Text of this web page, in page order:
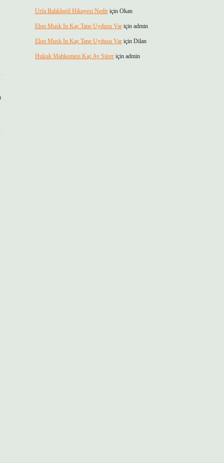
Urfa Balıklıgöl Hikayesi Nediriçin Okan
Elon Musk In Kaç Tane Uydusu Variçin admin
Elon Musk In Kaç Tane Uydusu Variçin Dilan
Hukuk Mahkemesi Kaç Ay Süreriçin admin